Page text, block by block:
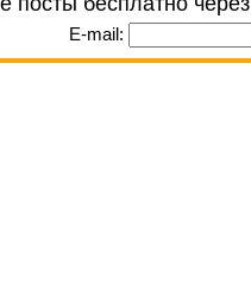
E-mail: